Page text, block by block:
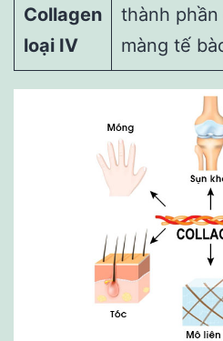
Collagen
loại IV
thành
màng tế